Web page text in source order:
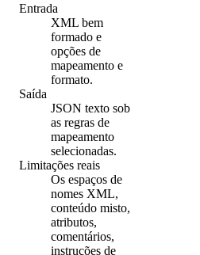
Entrada
XML bem
formado e
opções de
mapeamento e
formato.
Saída
JSON texto sob
as regras de
mapeamento
selecionadas.
Limitações reais
Os espaços de
nomes XML,
conteúdo misto,
atributos,
comentários,
instruções de